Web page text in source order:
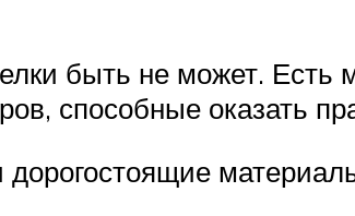
быть не может. Есть
способные оказать
дорогостоящие